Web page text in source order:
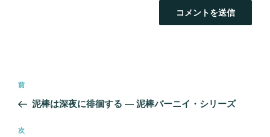
ナ
ビ
前
の
稿
前
泥棒は深夜に徘徊する ― 泥棒バーニイ・シリーズ
次
次